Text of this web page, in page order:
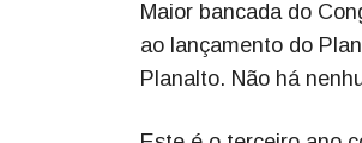
Maior bancada do
ao lançamento do
Planalto. Não há